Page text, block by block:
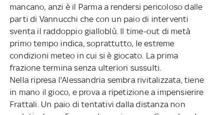
mancano, anzi è il Parma a rendersi pericoloso dalle
parti di Vannucchi che con un paio di interventi
sventa il raddoppio gialloblù. Il time-out di metà
primo tempo indica, soprattutto, le estreme
condizioni meteo in cui si è giocato. La prima
frazione termina senza ulteriori sussulti.
Nella ripresa l'Alessandria sembra rivitalizzata, tiene
in mano il gioco, e prova a ripetizione a impensierire
Frattali. Un paio di tentativi dalla distanza non